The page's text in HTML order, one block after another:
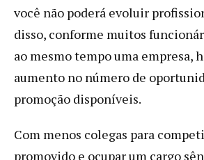
você não poderá evoluir
disso, conforme muitos
ao mesmo tempo uma empresa,
aumento no número de
promoção disponíveis.
Com menos colegas para
promovido e ocupar um cargo